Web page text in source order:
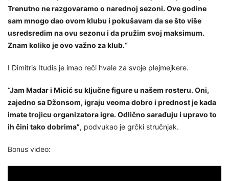
Trenutno ne razgovaramo o narednoj sezoni. Ove godine
sam mnogo dao ovom klubu i pokušavam da se što više
usredsredim na ovu sezonu i da pružim svoj maksimum.
Znam koliko je ovo važno za klub.“
I Dimitris Itudis je imao reči hvale za svoje plejmejkere.
“Jam Madar i Micić su ključne figure u našem rosteru. Oni,
zajedno sa Džonsom, igraju veoma dobro i prednost je kada
imate trojicu organizatora igre. Odlično sarađuju i upravo to
ih čini tako dobrima”, podvukao je grčki stručnjak.
Bonus video: